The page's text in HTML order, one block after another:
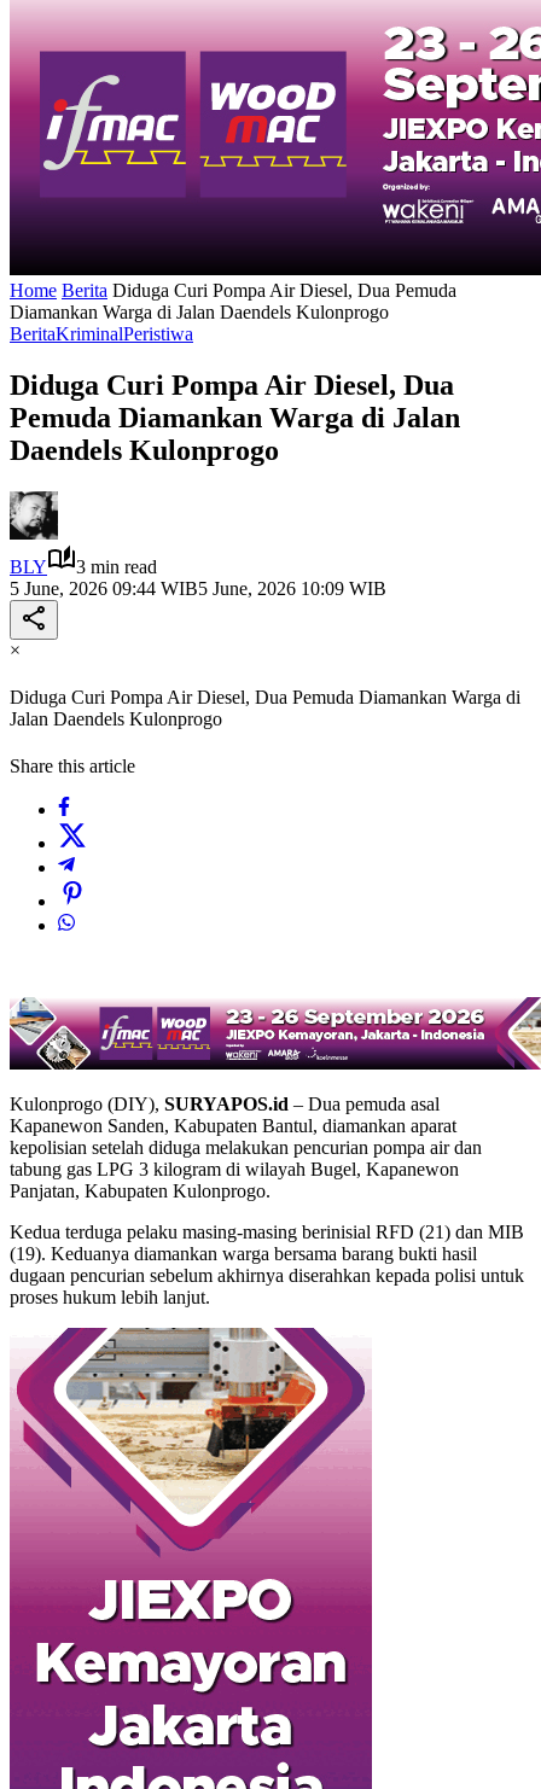
Home Berita Diduga Curi Pompa Air Diesel, Dua Pemuda
Diamankan Warga di Jalan Daendels Kulonprogo
BeritaKriminalPeristiwa
Diduga Curi Pompa Air Diesel, Dua
Pemuda Diamankan Warga di Jalan
Daendels Kulonprogo
BLY
3 min read
5 June, 2026 09:44 WIB5 June, 2026 10:09 WIB
×
Diduga Curi Pompa Air Diesel, Dua Pemuda Diamankan Warga di
Jalan Daendels Kulonprogo
Share this article
Kulonprogo (DIY), SURYAPOS.id – Dua pemuda asal
Kapanewon Sanden, Kabupaten Bantul, diamankan aparat
kepolisian setelah diduga melakukan pencurian pompa air dan
tabung gas LPG 3 kilogram di wilayah Bugel, Kapanewon
Panjatan, Kabupaten Kulonprogo.
Kedua terduga pelaku masing-masing berinisial RFD (21) dan MIB
(19). Keduanya diamankan warga bersama barang bukti hasil
dugaan pencurian sebelum akhirnya diserahkan kepada polisi untuk
proses hukum lebih lanjut.